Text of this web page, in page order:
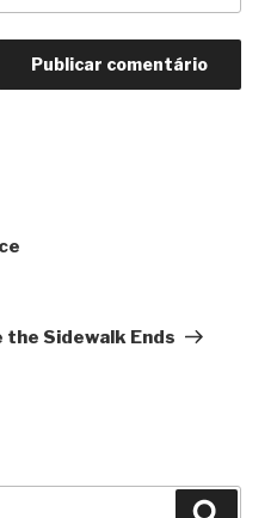
the Sidewalk Ends